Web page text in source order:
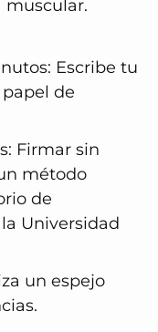
muscular.
Escribe tu
de
: Firmar sin
método
de
Universidad
un espejo